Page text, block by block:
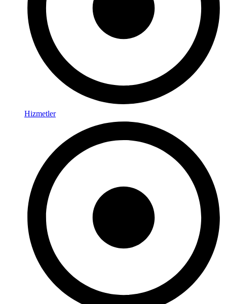
Hizmetler